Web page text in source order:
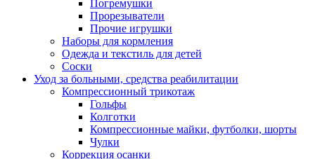
Погремушки
Прорезыватели
Прочие игрушки
Наборы для кормления
Одежда и текстиль для детей
Соски
Уход за больными, средства реабилитации
Компрессионный трикотаж
Гольфы
Колготки
Компрессионные майки, футболки, шорты
Чулки
Коррекция осанки